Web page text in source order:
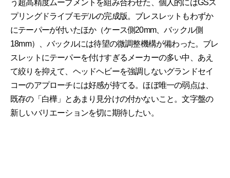
う超高精度ムーブメントを組み合わせた、個人的にはGSス
プリングドライブモデルの完成版。ブレスレットもわずか
にテーパーが付いたほか（ケース側20mm、バックル側
18mm）、バックルには待望の微調整機構が備わった。ブレ
スレットにテーパーを付けすぎるメーカーの多い中、あえ
て絞りを抑えて、ヘッドヘビーを強調しないグランドセイ
コーのアプローチには好感が持てる。ほぼ唯一の弱点は、
既存の「白樺」とあまり見分けの付かないこと。文字盤の
新しいバリエーションを切に期待したい。